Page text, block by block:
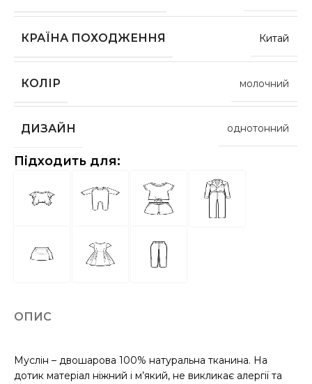
КРАЇНА ПОХОДЖЕННЯ Китай
КОЛІР молочний
ДИЗАЙН однотонний
Підходить для:
ОПИС
Муслін – двошарова 100% натуральна тканина. На
дотик матеріал ніжний і м’який, не викликає алергії та